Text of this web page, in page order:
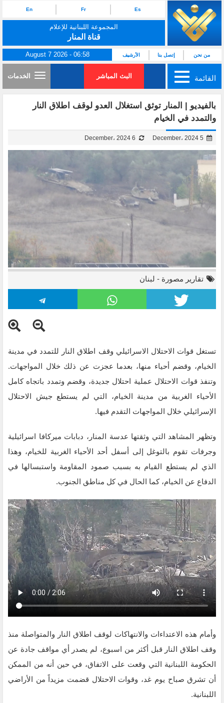
Es
Fr
En
المجموعة اللبنانية للإعلام
قناة المنار
من نحن إتصل بنا الأرشيف August 7 2026 - 06:58
القائمة البث المباشر الخدمات
بالفيديو | المنار توثق استغلال العدو لوقف اطلاق النار
والتمدد في الخيام
تقارير مصورة - لبنان
تستغل قوات الاحتلال الاسرائيلي وقف اطلاق النار للتمدد في مدينة
الخيام، وقضم أحياء منها، بعدما عجزت عن ذلك خلال المواجهات.
وتنفذ قوات الاحتلال عملية احتلال جديدة، وقضم وتمدد باتجاه كامل
الأحياء الغربية من مدينة الخيام، التي لم يستطع جيش الاحتلال
الإسرائيلي خلال المواجهات التقدم فيها.
وتظهر المشاهد التي وثقتها عدسة المنار، دبابات ميركافا اسرائيلية
وجرفات تقوم بالتوغل إلى أسفل أحد الأحياء الغربية للخيام، وهذا
الذي لم يستطع القيام به بسبب صمود المقاومة واستبسالها في
الدفاع عن الخيام، كما الحال في كل مناطق الجنوب.
وأمام هذه الاعتداءات والانتهاكات لوقف اطلاق النار والمتواصلة منذ
وقف اطلاق النار قبل أكثر من اسبوع، لم يصدر أي مواقف جادة عن
الحكومة اللبنانية التي وقعت على الاتفاق، في حين أنه من الممكن
أن تشرق صباح يوم غد، وقوات الاحتلال قضمت مزيداً من الأراضي
اللبنانية.